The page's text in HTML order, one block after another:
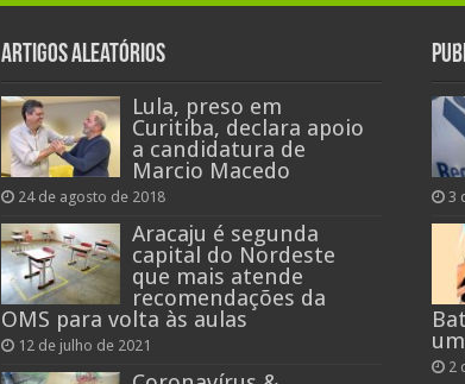
Artigos aleatórios
Lula, preso em
Curitiba, declara apoio
a candidatura de
Marcio Macedo
24 de agosto de 2018
Aracaju é segunda
capital do Nordeste
que mais atende
recomendações da
OMS para volta às aulas
12 de julho de 2021
3
2